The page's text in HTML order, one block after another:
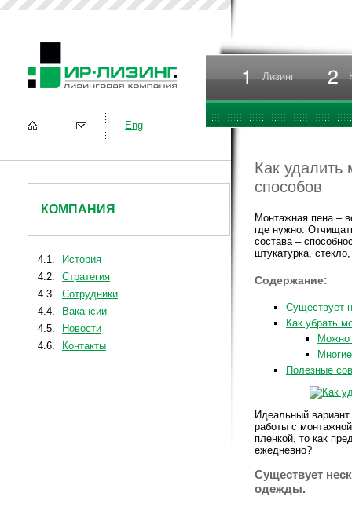
Eng
КОМПАНИЯ
4.1.
История
4.2.
Стратегия
4.3.
Сотрудники
4.4.
Вакансии
4.5.
Новости
4.6.
Контакты
Лизинг
Как
способов
Монтажная пена –
где нужно.
состава –
штукатурка,
Содержание:
Существует
Как убрать
Можно
Полезные
Идеальный
работы с
пленкой, то как
ежедневно?
Существует
одежды.